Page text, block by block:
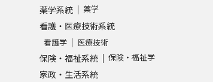
薬学系統 薬学
看護・医療技術系統
看護学 医療技術
保険・福祉系統 保険・福祉学
家政・生活系統